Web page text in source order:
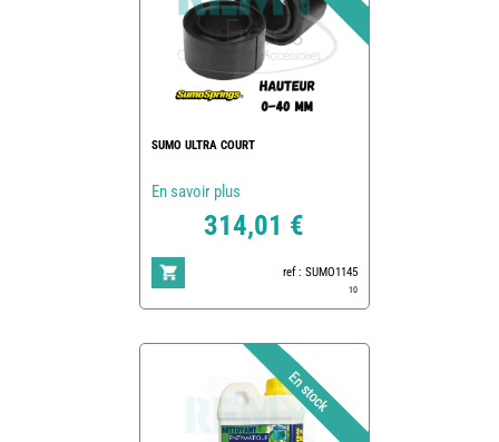
SUMO ULTRA COURT
En savoir plus
314,01 €
ref : SUMO1145
10